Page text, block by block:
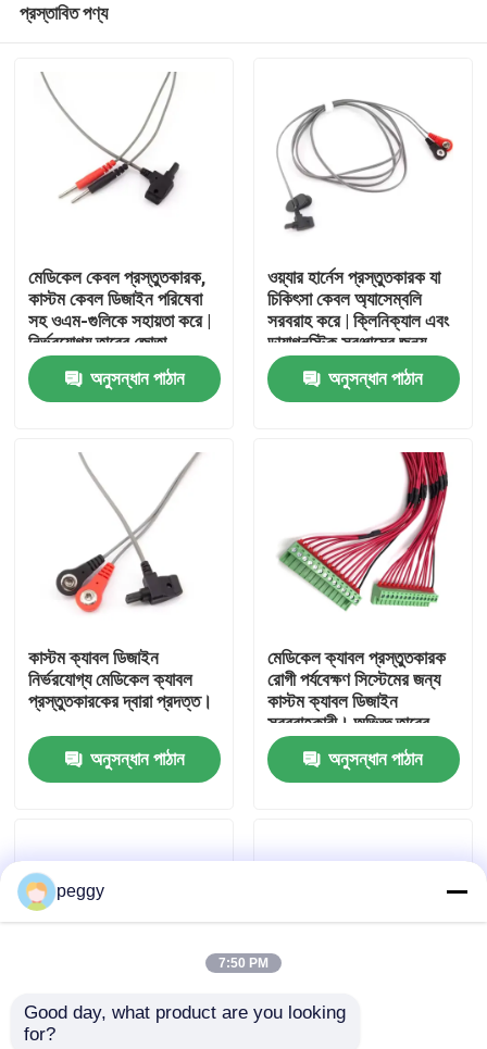
আমাদের সম্পর্কে
মান নিয়ন্ত্রণ
আমাদের সাথে যোগাযোগ করুন
তারের জোতা
এলভিডিএস ক্যাবল
প্রস্তাবিত পণ্য
মেডিকেল কেবল প্রস্তুতকারক,
কাস্টম কেবল ডিজাইন পরিষেবা
সহ ওএম-গুলিকে সহায়তা করে |
নির্ভরযোগ্য তারের জোতা
প্রস্তুতকারক, জীবন রক্ষাকারী
প্রযুক্তির জন্য পরিচ্ছন্ন কক্ষ
অ্যাসেম্বলি এবং ধারাবাহিক
অনুসন্ধান পাঠান
ওয়্যার হার্নেস প্রস্তুতকারক যা
চিকিৎসা কেবল অ্যাসেম্বলি
সরবরাহ করে | ক্লিনিক্যাল এবং
ডায়াগনস্টিক সরঞ্জামের জন্য
সিই-প্রত্যয়িত চিকিৎসা কেবল
প্রস্তুতকারকের পটভূমির সাথে
কাস্টম কেবল ডিজাইনে বিশেষজ্ঞ
অনুসন্ধান পাঠান
কাস্টম ক্যাবল ডিজাইন
নির্ভরযোগ্য মেডিকেল ক্যাবল
প্রস্তুতকারকের দ্বারা প্রদত্ত।
অনুসন্ধান পাঠান
মেডিকেল ক্যাবল প্রস্তুতকারক
রোগী পর্যবেক্ষণ সিস্টেমের জন্য
কাস্টম ক্যাবল ডিজাইন
সরবরাহকারী। অভিজ্ঞ তারের
শেল প্রস্তুতকারক আইসিইউ
এবং ডায়াগনস্টিক ডিভাইসের
জন্য নিরাপদ, নমনীয় সমাবেশ
অনুসন্ধান পাঠান
ওয়্যার হার্নেস প্রস্তুতকারক, যিনি
peggy
7:50 PM
Good day, what product are you looking
for?